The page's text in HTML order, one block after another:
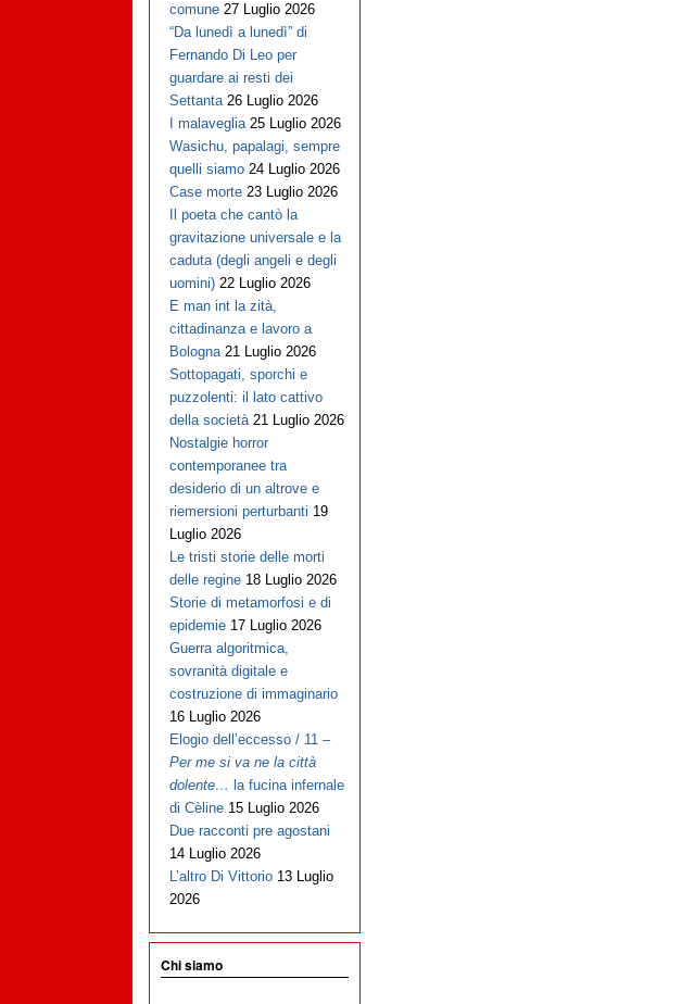
comune 27 Luglio 2026
“Da lunedì a lunedì” di
Fernando Di Leo per
guardare ai resti dei
Settanta 26 Luglio 2026
I malaveglia 25 Luglio 2026
Wasichu, papalagi, sempre
quelli siamo 24 Luglio 2026
Case morte 23 Luglio 2026
Il poeta che cantò la
gravitazione universale e la
caduta (degli angeli e degli
uomini) 22 Luglio 2026
E man int la zità,
cittadinanza e lavoro a
Bologna 21 Luglio 2026
Sottopagati, sporchi e
puzzolenti: il lato cattivo
della società 21 Luglio 2026
Nostalgie horror
contemporanee tra
desiderio di un altrove e
riemersioni perturbanti 19
Luglio 2026
Le tristi storie delle morti
delle regine 18 Luglio 2026
Storie di metamorfosi e di
epidemie 17 Luglio 2026
Guerra algoritmica,
sovranità digitale e
costruzione di immaginario
16 Luglio 2026
Elogio dell’eccesso / 11 –
Per me si va ne la città
dolente… la fucina infernale
di Cèline 15 Luglio 2026
Due racconti pre agostani
14 Luglio 2026
L’altro Di Vittorio 13 Luglio
2026
Chi siamo